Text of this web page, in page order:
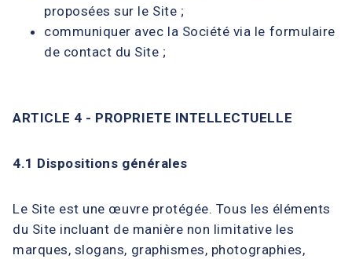
proposées sur le Site ;
communiquer avec la Société via le formulaire
de contact du Site ;
ARTICLE 4 - PROPRIETE INTELLECTUELLE
4.1 Dispositions générales
Le Site est une œuvre protégée. Tous les éléments
du Site incluant de manière non limitative les
marques, slogans, graphismes, photographies,